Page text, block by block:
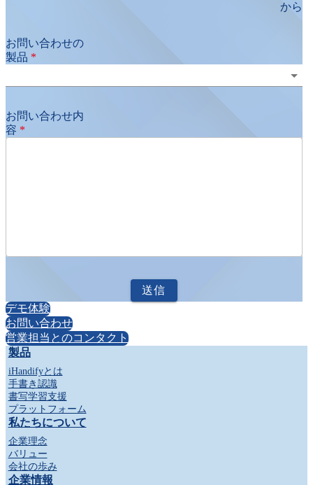
から
お問い合わせの
製品 *
お問い合わせ内
容 *
送信
デモ体験
お問い合わせ
営業担当とのコンタクト
製品
iHandifyとは
手書き認識
書写学習支援
プラットフォーム
私たちについて
企業理念
バリュー
会社の歩み
企業情報